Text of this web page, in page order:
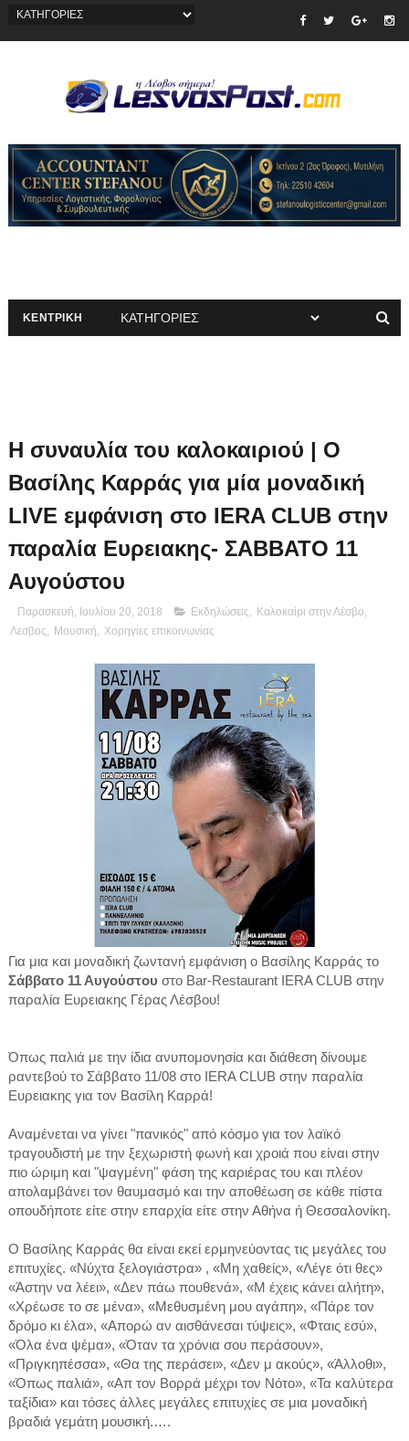
ΚΕΝΤΡΙΚΗ
Η συναυλία του καλοκαιριού | Ο
Βασίλης Καρράς για μία μοναδική
LIVE εμφάνιση στο IERA CLUB στην
παραλία Ευρειακης- ΣΑΒΒΑΤΟ 11
Αυγούστου
Παρασκευή, Ιουλίου 20, 2018 Εκδηλώσεις Καλοκαίρι στην Λέσβο
Λεσβος
Μουσική Χορηγίες επικοινωνίας
Για μια και μοναδική ζωντανή εμφάνιση ο Βασίλης Καρράς το
Σάββατο 11 Αυγούστου στο Bar-Restaurant IERA CLUB στην
παραλία Ευρειακης Γέρας Λέσβου!
Όπως παλιά με την ίδια ανυπομονησία και διάθεση δίνουμε
ραντεβού το Σάββατο 11/08 στο IERA CLUB στην παραλία
Ευρειακης για τον Βασίλη Καρρά!
Αναμένεται να γίνει "πανικός" από κόσμο για τον λαϊκό
τραγουδιστή με την ξεχωριστή φωνή και χροιά που είναι στην
πιο ώριμη και "ψαγμένη" φάση της καριέρας του και πλέον
απολαμβάνει τον θαυμασμό και την αποθέωση σε κάθε πίστα
οπουδήποτε είτε στην επαρχία είτε στην Αθήνα ή Θεσσαλονίκη.
Ο Βασίλης Καρράς θα είναι εκεί ερμηνεύοντας τις μεγάλες του
επιτυχίες. «Νύχτα ξελογιάστρα» , «Μη χαθείς», «Λέγε ότι θες»
«Άστην να λέει», «Δεν πάω πουθενά», «Μ έχεις κάνει αλήτη»,
«Χρέωσε το σε μένα», «Μεθυσμένη μου αγάπη», «Πάρε τον
δρόμο κι έλα», «Απορώ αν αισθάνεσαι τύψεις», «Φταις εσύ»,
«Όλα ένα ψέμα», «Όταν τα χρόνια σου περάσουν»,
«Πριγκηπέσσα», «Θα της περάσει», «Δεν μ ακούς», «Άλλοθι»,
«Όπως παλιά», «Απ τον Βορρά μέχρι τον Νότο», «Τα καλύτερα
ταξίδια» και τόσες άλλες μεγάλες επιτυχίες σε μια μοναδική
βραδιά γεμάτη μουσική.….